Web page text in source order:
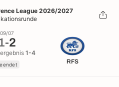
1-2
League 2026/2027
09/07
-2
1-4
RFS